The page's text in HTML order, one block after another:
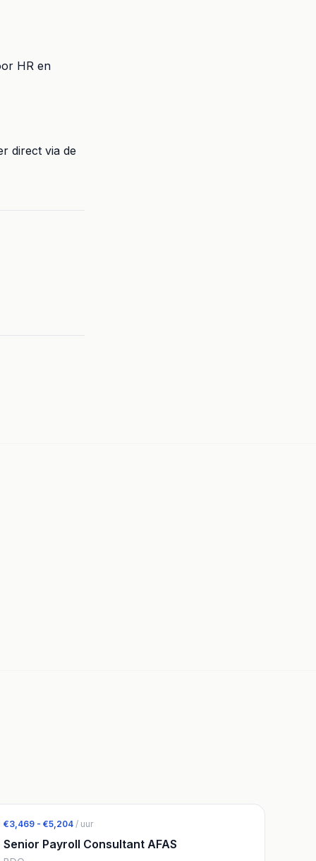
HR en
direct via de
€3,469 - €5,204 / uur
Senior Payroll Consultant AFAS